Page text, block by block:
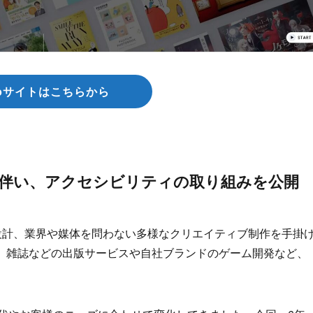
イトはこちらから
い、アクセシビリティの取り組みを公開
、業界や媒体を問わない多様なクリエイティブ制作を手掛
誌などの出版サービスや自社ブランドのゲーム開発など、